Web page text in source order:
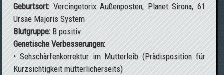
Geburtsort:Vercingetorix Außenposten, Planet Sirona, 61
Ursae Majoris System
Blutgruppe:B positiv
Genetische Verbesserungen:
• Sehschärfenkorrektur im Mutterleib (Prädisposition für
Kurzsichtigkeit mütterlicherseits)